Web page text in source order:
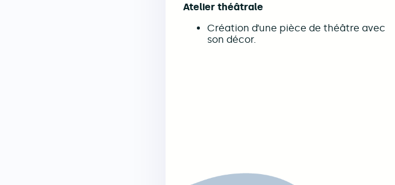
Atelier théâtrale
Création d’une pièce de théâtre avec
son décor.